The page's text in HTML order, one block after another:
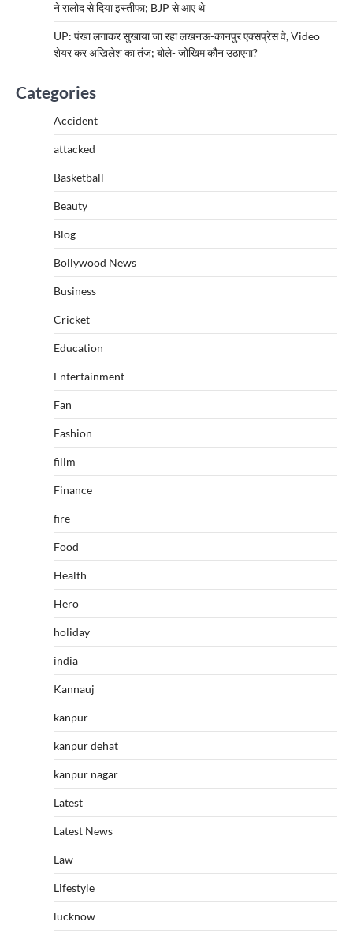
ने रालोद से दिया इस्तीफा; BJP से आए थे
UP: पंखा लगाकर सुखाया जा रहा लखनऊ-कानपुर एक्सप्रेस वे, Video
शेयर कर अखिलेश का तंज; बोले- जोखिम कौन उठाएगा?
Categories
Accident
attacked
Basketball
Beauty
Blog
Bollywood News
Business
Cricket
Education
Entertainment
Fan
Fashion
fillm
Finance
fire
Food
Health
Hero
holiday
india
Kannauj
kanpur
kanpur dehat
kanpur nagar
Latest
Latest News
Law
Lifestyle
lucknow